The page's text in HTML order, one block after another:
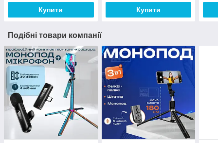
Купити Купити
Подібні товари компанії